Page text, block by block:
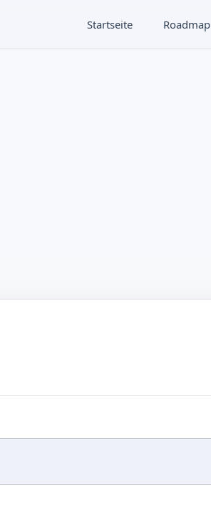
Startseite Roadmap